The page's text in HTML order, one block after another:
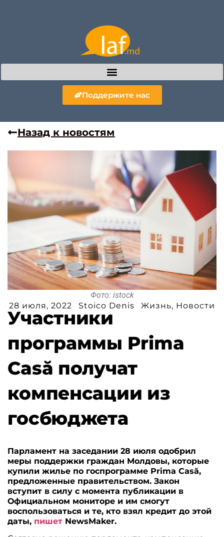
Поддержите нас
Назад к новостям
Фото: istock
28 июля, 2022
Stoico Denis Жизнь, Новости
Участники
программы Prima
Casă получат
компенсации из
госбюджета
Парламент на заседании 28 июля одобрил
меры поддержки граждан Молдовы, которые
купили жилье по госпрограмме Prima Casă,
предложенные правительством. Закон
вступит в силу с момента публикации в
Официальном мониторе и им смогут
воспользоваться и те, кто взял кредит до этой
даты, пишет NewsMaker.